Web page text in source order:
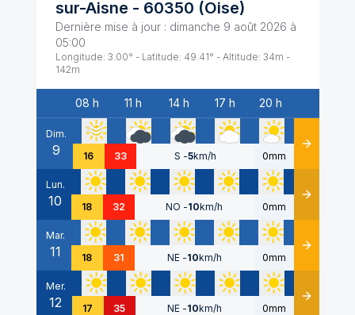
sur-Aisne - 60350 (Oise)
Dernière mise à jour : dimanche 9 août 2026 à
05:00
Longitude: 3.00° - Latitude: 49.41° - Altitude: 34m -
142m
Date
08 h 11 h 14 h 17 h 20 h
Dim.
9 16 33 S -5km/h 0mm Détails
Lun.
10 18 32 NO -10km/h 0mm Détails
Mar.
11 18 31 NE -10km/h 0mm Détails
Mer.
12 17 35 NE -10km/h 0mm Détails